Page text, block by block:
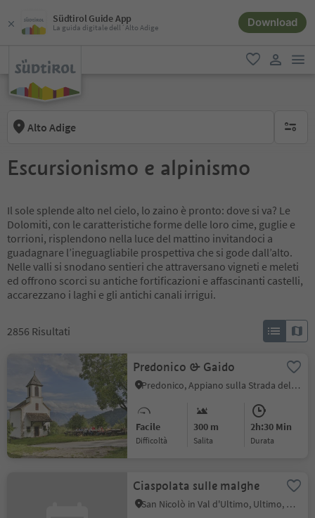
Südtirol Guide App
La guida digitale dell´Alto Adige Download
favoriti
Alto Adige
Escursionismo e alpinismo
Il sole splende alto nel cielo, lo zaino è pronto: dove si va? Le
Dolomiti, con le caratteristiche forme delle loro cime, guglie e
torrioni, risplendono nella luce del mattino invitandoci a
guadagnare l’ineguagliabile prospettiva che si gode dall’alto.
Nelle valli si snodano sentieri che attraversano vigneti e meleti
ed offrono scorci su antiche fortificazioni e affascinanti castelli,
accarezzano i laghi e gli antichi canali irrigui.
2856 Risultati
Predonico & Gaido
Predonico, Appiano sulla Strada del Vino, Strada del Vino
Facile
Difficoltà
300 m
Salita
2h:30 Min
durata
Ciaspolata sulle malghe
San Nicolò in Val d'Ultimo, Ultimo, Merano e dintorni